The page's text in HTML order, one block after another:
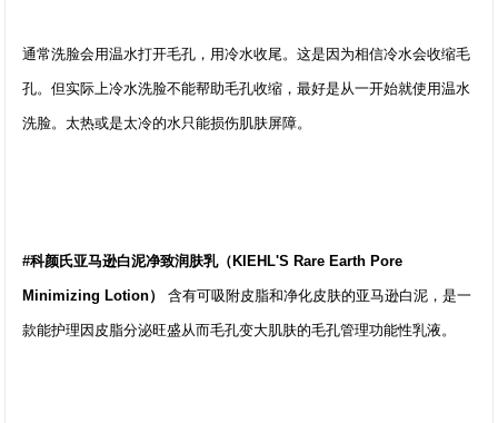
通常洗脸会用温水打开毛孔，用冷水收尾。这是因为相信冷水会收缩毛
孔。但实际上冷水洗脸不能帮助毛孔收缩，最好是从一开始就使用温水
洗脸。太热或是太冷的水只能损伤肌肤屏障。
#科颜氏亚马逊白泥净致润肤乳（KIEHL'S Rare Earth Pore
Minimizing Lotion） 含有可吸附皮脂和净化皮肤的亚马逊白泥，是一
款能护理因皮脂分泌旺盛从而毛孔变大肌肤的毛孔管理功能性乳液。